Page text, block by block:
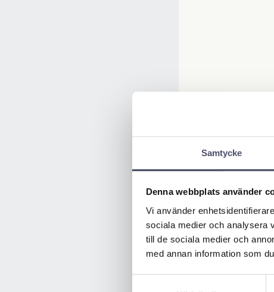
Samtycke
Denna webbplats använder
Vi använder
sociala medier och analysera
till de sociala medier och
med annan information som